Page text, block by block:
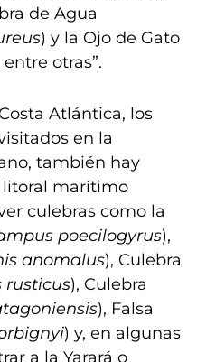
de Agua
) y la Ojo de Gato
entre otras”.
Atlántica, los
en la
también hay
litoral marítimo
culebras como la
poecilogyrus),
anomalus), Culebra
rusticus), Culebra
), Falsa
) y, en algunas
a la Yarará o